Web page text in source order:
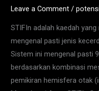
Leave a Comment /
STIFIn adalah kaedah
mengenal pasti jenis
Sistem ini mengenal pasti
berdasarkan kombinasi
pemikiran hemisfera otak
STIFIn